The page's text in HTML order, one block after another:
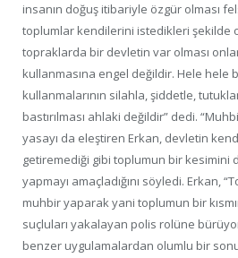
insanın doğuş itibariyle özgür olması
toplumlar kendilerini istedikleri şekilde
topraklarda bir devletin var olması
kullanmasına engel değildir. Hele hele
kullanmalarının silahla, şiddetle,
bastırılması ahlaki değildir” dedi.
yasayı da eleştiren Erkan, devletin
getiremediği gibi toplumun bir kesimini
yapmayı amaçladığını söyledi. Erkan,
muhbir yaparak yani toplumun bir
suçluları yakalayan polis rolüne
benzer uygulamalardan olumlu bir